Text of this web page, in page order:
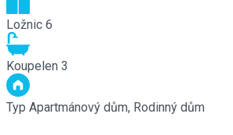
Ložnic 6
Koupelen 3
Typ Apartmánový dům, Rodinný dům